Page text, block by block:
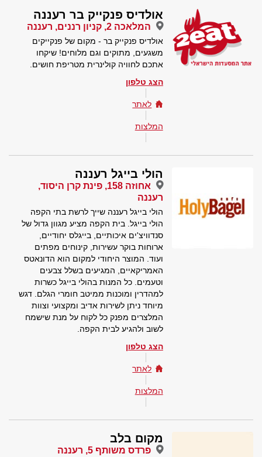
אולדיס פנקייק בר רעננה
המלאכה 2, קניון רננים, רעננה
אולדיס פנקייק בר - מקום של פנקייקים
משגעים, מתוקים וגם מלוחים! שיקחו
אתכם לחוויה קולינרית מטריפת חושים.
הצג טלפון
לאתר
המלצות
הולי בייגל רעננה
אחוזה 158, פינת קרן היסוד,
רעננה
הולי בייגל רעננה שייך לרשת בתי הקפה
הולי בייגל. בית הקפה מציע מגוון גדול של
סנדוויצ'ים איכותיים, בייגלס יחודיים,
ארוחות בוקר עשירות, קינוחים מפתים
ועוד. המוצר היחודי למקום הוא הדונאטס
האמריקאיים, המגיעים בשלל צבעים
וטעמים. כל המנות בהולי בייגל כשרות
למהדרין ומוכנות ממיטב חומרי הגלם. דגש
מיוחד ניתן לשירות אדיב ומקצועי וצוות
המלצרים מפנק כל לקוח על מנת שישמח
לשוב ולהגיע לבית הקפה.
הצג טלפון
לאתר
המלצות
מקום בלב
פרדס משותף 5, רעננה